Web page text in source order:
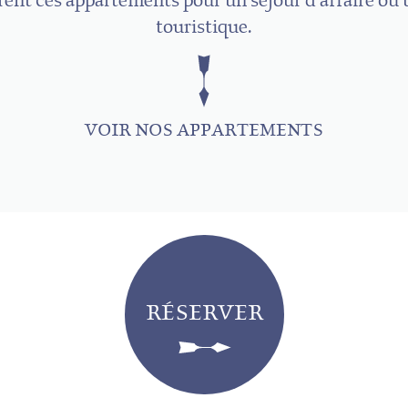
touristique.
VOIR NOS APPARTEMENTS
RÉSERVER